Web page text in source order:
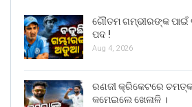
ଗୌତମ ଗମ୍ଭୀରଙ୍କ ପାଇଁ
ପଦ !
Aug 4, 2026
ରଣଜୀ କ୍ରିକେଟରେ
କମେଇଲେ ଖେଳାଳି ।